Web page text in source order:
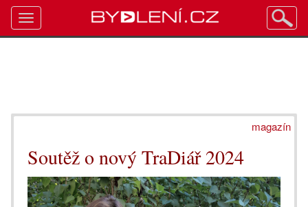
magazín
Soutěž o nový TraDiář 2024
Toggle
navigation